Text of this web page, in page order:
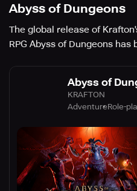
Abyss of Dungeons
The global release of
RPG Abyss of Dungeons has
Abyss of
KRAFTON
AdventureRole-